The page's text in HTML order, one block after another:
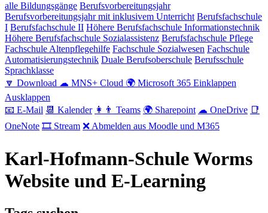
alle Bildungsgänge Berufsvorbereitungsjahr
Berufsvorbereitungsjahr mit inklusivem Unterricht Berufsfachschule
I Berufsfachschule II Höhere Berufsfachschule Informationstechnik
Höhere Berufsfachschule Sozialassistenz Berufsfachschule Pflege
Fachschule Altenpflegehilfe Fachschule Sozialwesen Fachschule
Automatisierungstechnik Duale Berufsoberschule Berufsschule
Sprachklasse
🔽 Download ☁ MNS+ Cloud 🌍 Microsoft 365 Einklappen
Ausklappen
📧 E-Mail 📆 Kalender 👩👨 Teams 🌍 Sharepoint ☁ OneDrive 📑
OneNote 🎞 Stream ❌ Abmelden aus Moodle und M365
Karl-Hofmann-Schule Worms
Website und E-Learning